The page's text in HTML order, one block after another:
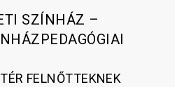
SZÍNHÁZ –
FELNŐTTEKNEK